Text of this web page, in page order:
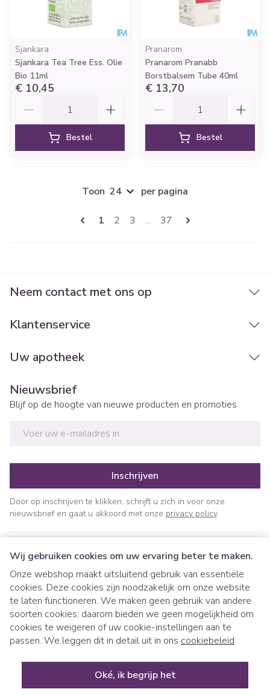
Wij gebruiken cookies om uw ervaring beter te maken.
Onze webshop maakt uitsluitend gebruik van essentiële
cookies. Deze cookies zijn noodzakelijk om onze website
te laten functioneren. We maken geen gebruik van andere
soorten cookies; daarom bieden we geen mogelijkheid om
cookies te weigeren of uw cookie-instellingen aan te
passen. We leggen dit in detail uit in ons cookiebeleid
Oké, ik begrijp het
Sjankara
Sjankara Tea Tree Ess. Olie
Bio 11ml
€ 10,45
Bestel
Pranarom
Pranarom Pranabb
Borstbalsem Tube 40ml
€ 13,70
Bestel
Pagina's
U lees momenteel pagina
1 Pagina
2 Pagina
3 ... Pagina
37
Toon per pagina
Neem contact met ons op
Klantenservice
Uw apotheek
Nieuwsbrief
Blijf op de hoogte van nieuwe producten en promoties
Inschrijven
Door op inschrijven te klikken, schrijft u zich in voor onze
nieuwsbrief en gaat u akkoord met onze privacy policy.
Juridische links